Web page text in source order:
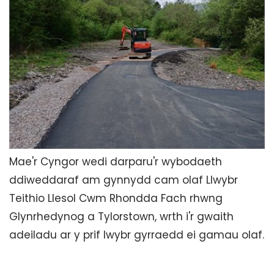
Mae'r Cyngor wedi darparu'r wybodaeth
ddiweddaraf am gynnydd cam olaf Llwybr
Teithio Llesol Cwm Rhondda Fach rhwng
Glynrhedynog a Tylorstown, wrth i'r gwaith
adeiladu ar y prif lwybr gyrraedd ei gamau olaf.